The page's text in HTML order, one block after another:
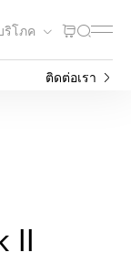
ริโภค
ติดต่อเรา
II